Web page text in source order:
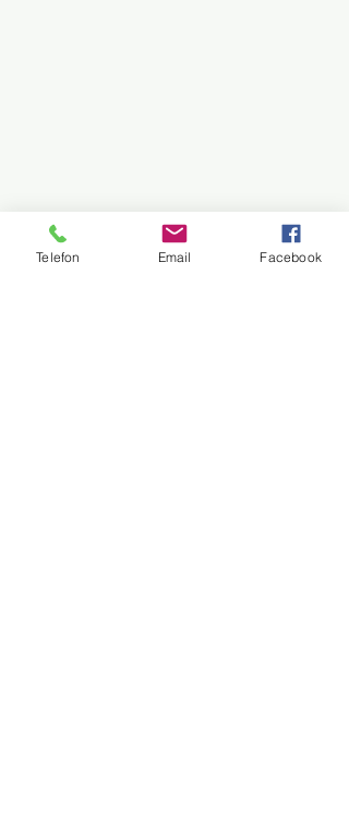
Telefon Email Facebook